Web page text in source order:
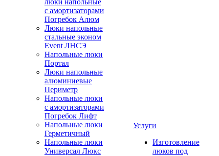
люки напольные
с амортизаторами
Погребок Алюм
Люки напольные
стальные эконом
Event ЛНСЭ
Напольные люки
Портал
Люки напольные
алюминиевые
Периметр
Напольные люки
с амортизаторами
Погребок Лифт
Напольные люки
Герметичный
Напольные люки
Универсал Люкс
Услуги
Изготовление
люков под